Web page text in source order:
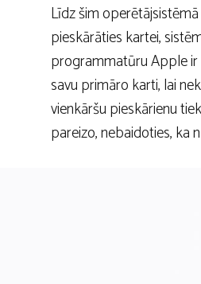
Līdz šim
pieskārāties kartei,
programmatūru Apple ir
savu primāro karti, lai
vienkāršu pieskārienu
pareizo, nebaidoties, ka